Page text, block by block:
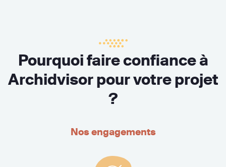
Pourquoi faire confiance à
Archidvisor pour votre projet
?
Nos engagements